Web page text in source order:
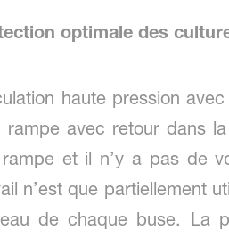
optimale des
haute pression
avec retour dans
et il n’y a pas de
n’est que partiellement
de chaque buse. La